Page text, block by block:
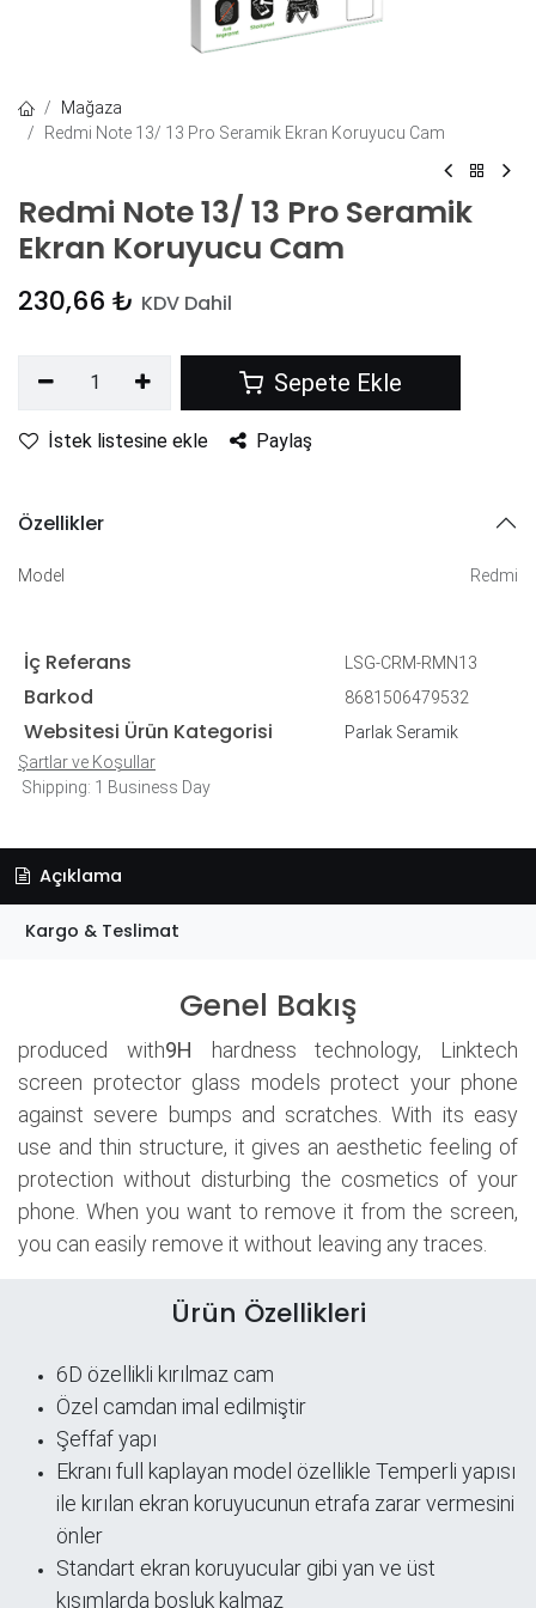
Mağaza
Redmi Note 13/ 13 Pro Seramik Ekran Koruyucu Cam
Redmi Note 13/ 13 Pro Seramik
Ekran Koruyucu Cam
230,66 ₺ KDV Dahil
Sepete Ekle
İstek listesine ekle Paylaş
Özellikler
Model Redmi
İç Referans LSG-CRM-RMN13
Barkod 8681506479532
Websitesi Ürün Kategorisi
Parlak Seramik
Şartlar ve Koşullar
Shipping: 1 Business Day
Açıklama
Kargo & Teslimat
Genel Bakış
produced with9H hardness technology, Linktech
screen protector glass models protect your phone
against severe bumps and scratches. With its easy
use and thin structure, it gives an aesthetic feeling of
protection without disturbing the cosmetics of your
phone. When you want to remove it from the screen,
you can easily remove it without leaving any traces.
Ürün Özellikleri
6D özellikli kırılmaz cam
Özel camdan imal edilmiştir
Şeffaf yapı
​Ekranı full kaplayan model özellikle Temperli yapısı
ile kırılan ekran koruyucunun etrafa zarar vermesini
önler
Standart ekran koruyucular gibi yan ve üst
kısımlarda boşluk kalmaz